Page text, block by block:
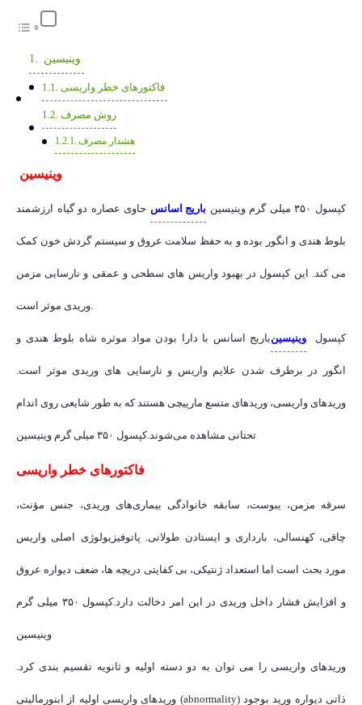
فاکتورهای خطر واریسی
روش مصرف
هشدار مصرف
کپسول ۳۵۰ میلی گرم وینیسین باریج اسانس حاوی عصاره دو گیاه ارزشمند
بلوط هندی و انگور بوده و به حفظ سلامت عروق و سیستم گردش خون کمک
می کند. این کپسول در بهبود واریس های سطحی و عمقی و نارسایی مزمن
وریدی موثر است.
کپسول وینیسینباریج اسانس با دارا بودن مواد موثره شاه بلوط هندی و
انگور در برطرف شدن علایم واریس و نارسایی های وریدی موثر است.
وریدهای واریسی، وریدهای متسع مارپیچی هستند که به طور شایعی روی اندام
تحتانی مشاهده می‌شوند.کپسول ۳۵۰ میلی گرم وینیسین
سرفه مزمن، یبوست، سابقه خانوادگی بیماری‌های وریدی، جنس مؤنث،
چاقی، کهنسالی، بارداری و ایستادن طولانی. پاتوفیزیولوژی اصلی واریس
مورد بحث است اما استعداد ژنتیکی، بی کفایتی دریچه ها، ضعف دیواره عروق
و افزایش فشار داخل وریدی در این امر دخالت دارد.کپسول ۳۵۰ میلی گرم
وینیسین
وریدهای واریسی را می توان به دو دسته اولیه و ثانویه تقسیم بندی کرد.
وریدهای واریسی اولیه از ابنورمالیتی (abnormality) ذاتی دیواره ورید بوجود